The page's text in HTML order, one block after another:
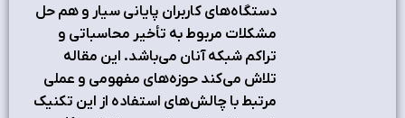
دستگاه‌های کاربران پایانی سیار و هم حل
مشکلات مربوط به تأخیر محاسباتی و
تراکم شبکه آنان می‌باشد. این مقاله
تلاش می‌کند حوزه‌های مفهومی و عملی
مرتبط با چالش‌های استفاده از این تکنیک